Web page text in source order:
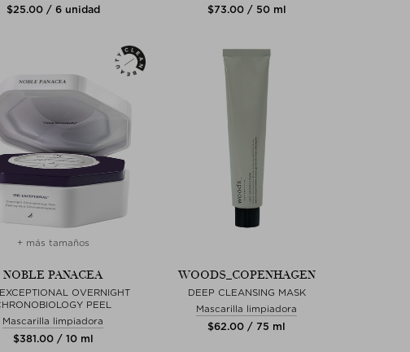
$‌25.00 / 6 unidad $‌73.00 / 50 ml
+ más tamaños
NOBLE PANACEA
OVERNIGHT
PEEL
Mascarilla limpiadora
$‌381.00 / 10 ml
WOODS_COPENHAGEN
DEEP CLEANSING MASK
Mascarilla limpiadora
$‌62.00 / 75 ml